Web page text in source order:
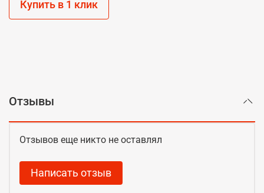
Купить в 1 клик
Отзывы
Отзывов еще никто не оставлял
Написать отзыв